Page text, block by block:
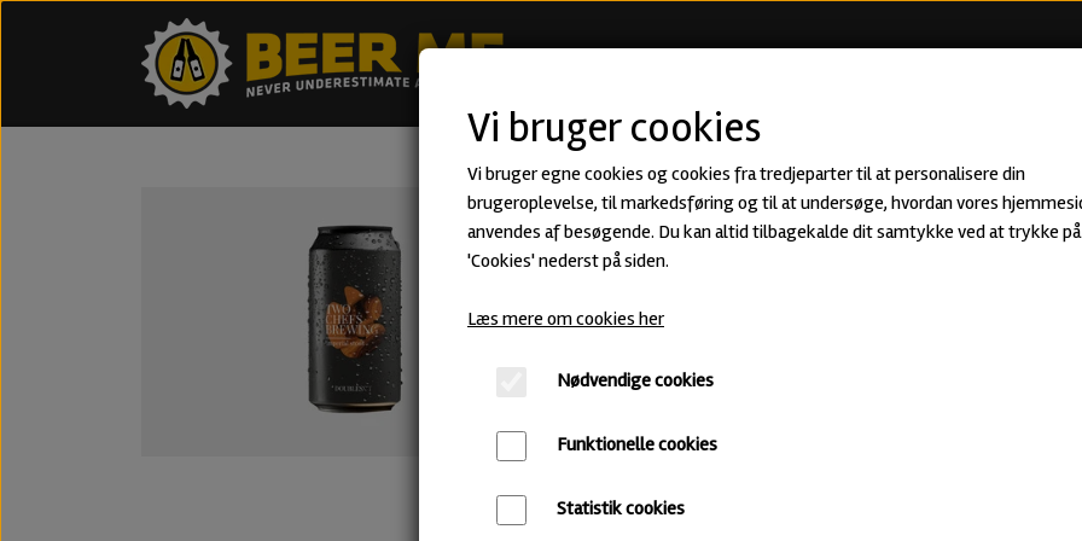
Double Pull · Imperial Stout · Two
55,00 kr.
Imperial Stout · ABV: 12% · Dåse: 33 cl.
Tilføj til kurv
Vi bruger cookies
Vi bruger egne cookies og cookies fra tredjeparter til at personalisere din
brugeroplevelse, til markedsføring og til at undersøge, hvordan vores
anvendes af besøgende. Du kan altid tilbagekalde dit samtykke ved at trykke
'Cookies' nederst på siden.
Læs mere om cookies her
Nødvendige cookies
Funktionelle cookies
Statistik cookies